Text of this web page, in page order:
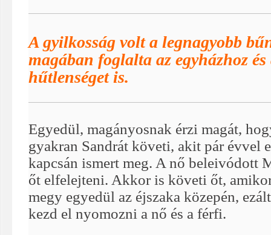
A gyilkosság volt a legnagyobb
magában foglalta az egyházhoz
hűtlenséget is.
Egyedül, magányosnak érzi magát,
gyakran Sandrát követi, akit pár évvel
kapcsán ismert meg. A nő beleivódott
őt elfelejteni. Akkor is követi őt,
megy egyedül az éjszaka közepén,
kezd el nyomozni a nő és a férfi.